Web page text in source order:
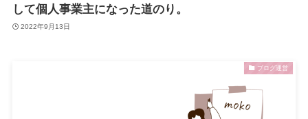
して個人事業主になった道のり。
2022年9月13日
ブログ運営